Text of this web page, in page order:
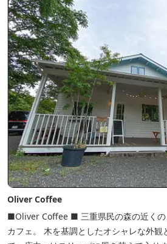
Oliver Coffee
■Oliver Coffee ■ 三重県民の森の近くの、自然豊かな場所にある
カフェ。 木を基調としたオシャレな外